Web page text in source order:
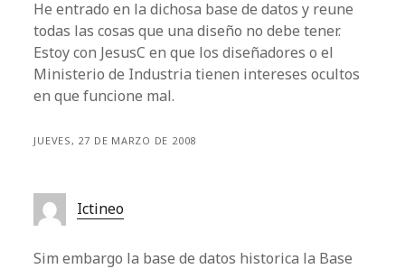
He entrado en la dichosa base de datos y reune
todas las cosas que una diseño no debe tener.
Estoy con JesusC en que los diseñadores o el
Ministerio de Industria tienen intereses ocultos
en que funcione mal.
JUEVES, 27 DE MARZO DE 2008
Ictineo
Sim embargo la base de datos historica la Base